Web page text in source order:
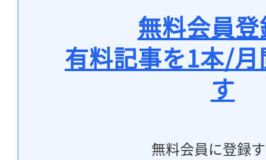
無料会員
有料記事を1本/
す
無料会員に登録